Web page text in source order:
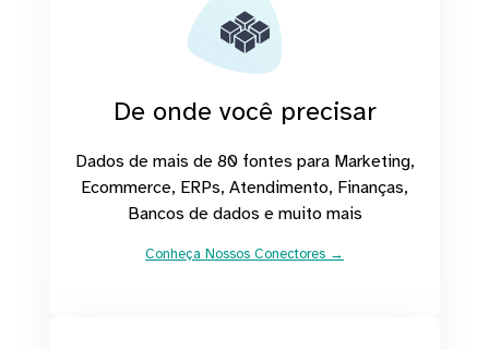
De onde você precisar
Dados de mais de 80 fontes para Marketing,
Ecommerce, ERPs, Atendimento, Finanças,
Bancos de dados e muito mais
Conheça Nossos Conectores →